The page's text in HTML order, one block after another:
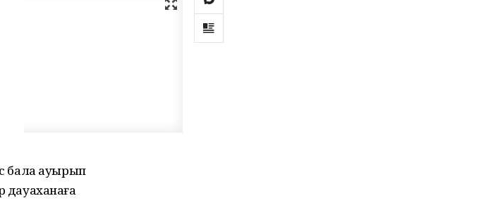
бала ауырып
дауаханаға